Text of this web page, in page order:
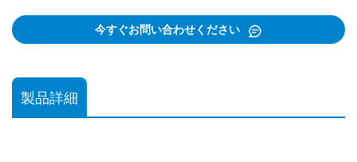
今すぐお問い合わせください
製品詳細